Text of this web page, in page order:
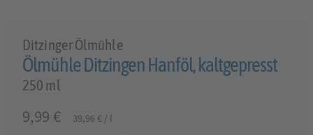
Ditzinger Ölmühle
Ölmühle Ditzingen Hanföl, kaltgepresst
250 ml
9,99 € 39,96 €/l